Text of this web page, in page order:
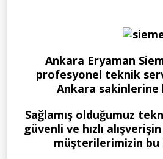
Ankara Eryaman
profesyonel teknik
Ankara
Sağlamış olduğumuz
güvenli ve hızlı
müşterilerimizin bu